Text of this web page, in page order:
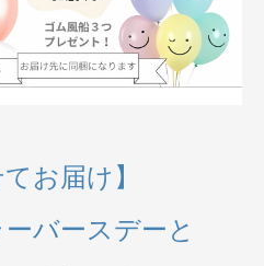
お届け】
バースデーと